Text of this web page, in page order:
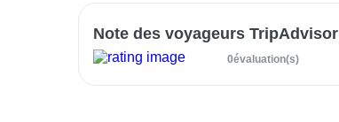
Note des voyageurs TripAdvisor
0évaluation(s)